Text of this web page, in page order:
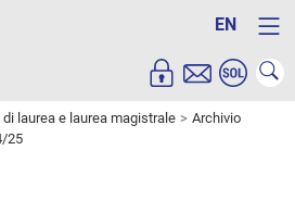
EN
di laurea e laurea magistrale
Archivio
25